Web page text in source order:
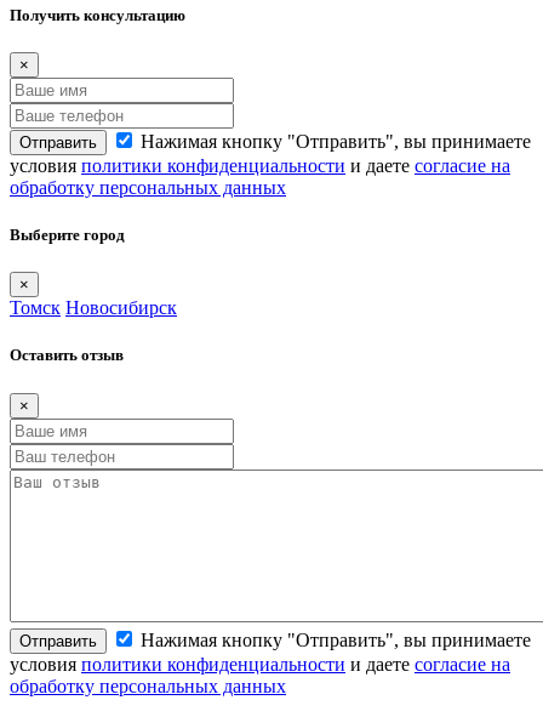
Получить консультацию
×
Отправить
Нажимая кнопку "Отправить", вы принимаете
условия политики конфиденциальности и даете согласие на
обработку персональных данных
Выберите город
×
Томск Новосибирск
Оставить отзыв
×
Отправить
Нажимая кнопку "Отправить", вы принимаете
условия политики конфиденциальности и даете согласие на
обработку персональных данных